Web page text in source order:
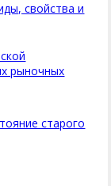
свойства и
рыночных
старого